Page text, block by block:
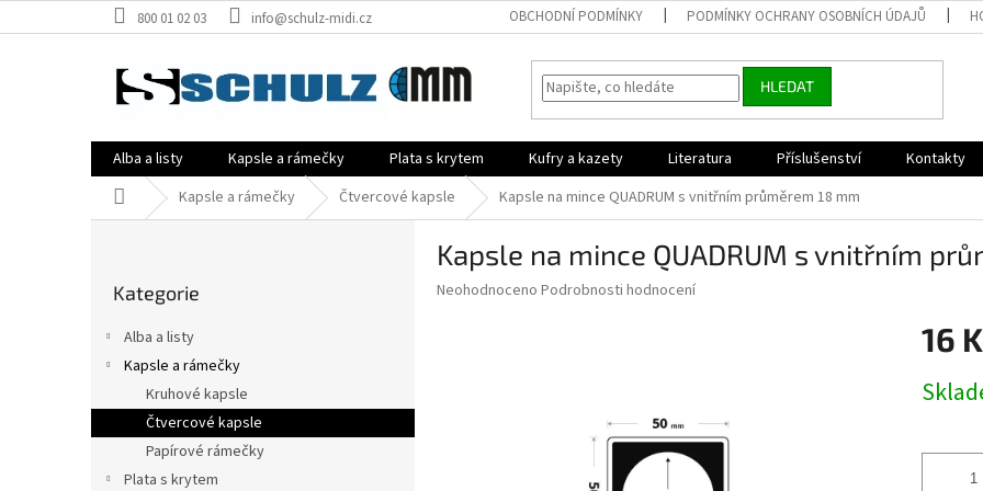
na
800 01 02 03 info@schulz-midi.cz OBCHODNÍ PODMÍNKY PODMÍNKY OCHRANY OSOBNÍCH ÚDAJŮ
HLEDAT
Alba a listy Kapsle a rámečky Plata s krytem Kufry a kazety Literatura Příslušenství Kontakty
Domů Kapsle a rámečky Čtvercové kapsle Kapsle na mince QUADRUM s vnitřním průměrem 18 mm
kategorie
Kategorie
Alba a listy
Kapsle a rámečky
Kruhové kapsle
Čtvercové kapsle
Papírové rámečky
Plata s krytem
Kapsle na mince QUADRUM s vnitřním
Průměrné
Neohodnoceno Podrobnosti hodnocení
16
cena: